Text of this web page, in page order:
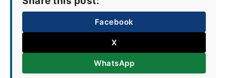
Facebook
X
WhatsApp